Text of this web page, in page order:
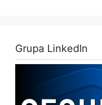
Grupa LinkedIn